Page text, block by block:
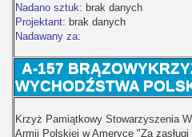
Nadano sztuk: brak danych
Projektant: brak danych
Nadawany za:
A-157
WYCHODŹSTWA
Krzyż Pamiątkowy Stowarzyszenia
Armii Polskiej w Ameryce "Za